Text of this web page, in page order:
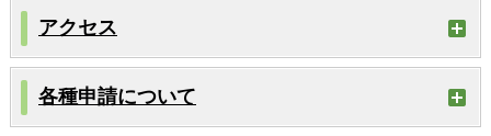
アクセス
各種申請について